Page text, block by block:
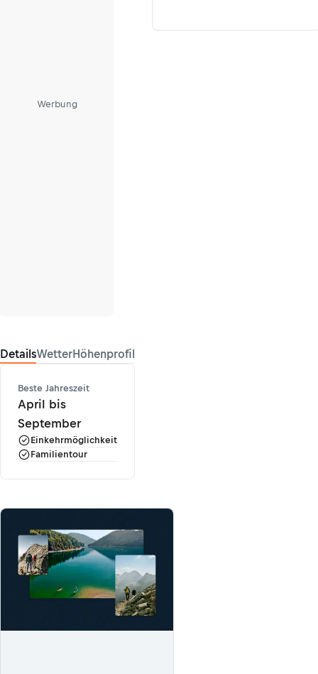
Werbung
DetailsWetterHöhenprofil
Beste Jahreszeit
April bis
September
Einkehrmöglichkeit
Familientour